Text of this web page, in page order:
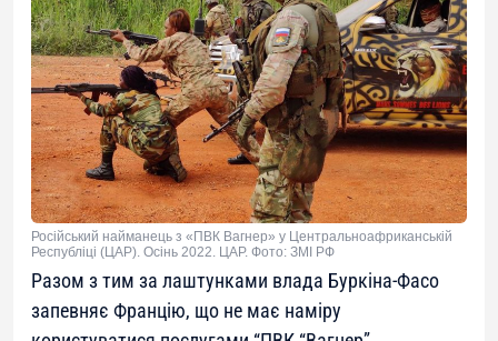
Російський найманець з «ПВК Вагнер» у Центральноафриканській
Республіці (ЦАР). Осінь 2022. ЦАР. Фото: ЗМІ РФ
Разом з тим за лаштунками влада Буркіна-Фасо
запевняє Францію, що не має наміру